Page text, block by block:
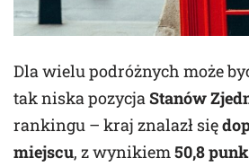
Dla wielu podróżnych może
tak niska pozycjaStanów
rankingu – kraj znalazł się
miejscu, z wynikiem50,8